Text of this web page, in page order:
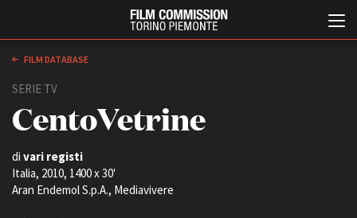
FILM DATABASE
SERIE TV
CentoVetrine
di vari registi
Italia, 2010, 1400 x 30'
Aran Endemol S.p.A., Mediavivere